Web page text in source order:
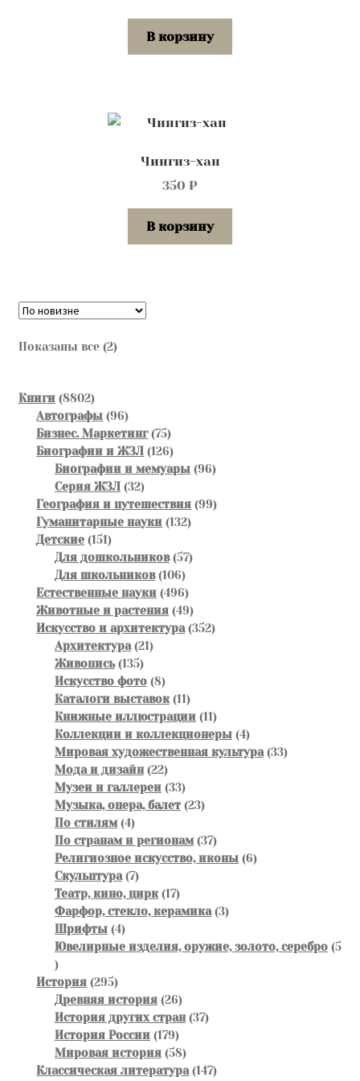
В корзину
Чингиз-хан
350 ₽
В корзину
Показаны все (2)Сортировка:
Книги 88028802
товара
Автографы 9696
товаров
Бизнес. Маркетинг 7575
товаров
Биографии и ЖЗЛ 126126
товаров
Биографии и мемуары 9696
Серия ЖЗЛ 3232
товара
География и путешествия 9999
Гуманитарные науки 132132
Детские 151151
товар
Для дошкольников 5757
Для школьников 106106
товаров
Естественные науки 496496
товаров
Животные и растения 4949
товаров
Искусство и архитектура 352352
Архитектура 2121
Живопись 135135
товаров
Искусство фото 88
товаров
Каталоги выставок 1111
товаров
Книжные иллюстрации 1111
товаров
Коллекции и коллекционеры 44
товара
Мировая художественная культура 3333
Мода и дизайн 2222
товара
Музеи и галлереи 3333
товара
Музыка, опера, балет 2323
По стилям 44
товара
По странам и регионам 3737
товаров
Религиозное искусство, иконы 66
Скульптура 77
товаров
Театр, кино, цирк 1717
товаров
Фарфор, стекло, керамика 33
Шрифты 44
товара
Ювелирные изделия, оружие, золото, серебро 5
5
товаров
История 295295
товаров
Древняя история 2626
товаров
История других стран 3737
История России 179179
товаров
Мировая история 5858
товаров
Классическая литература 147147